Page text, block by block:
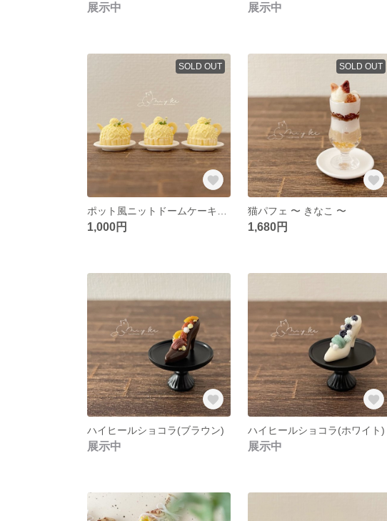
展示中 展示中
SOLD OUT
1,000円
SOLD OUT
猫パフェ 〜 きなこ 〜
1,680円
ハイヒールショコラ(ブラウン)
展示中
ハイヒールショコラ(ホワイト)
展示中